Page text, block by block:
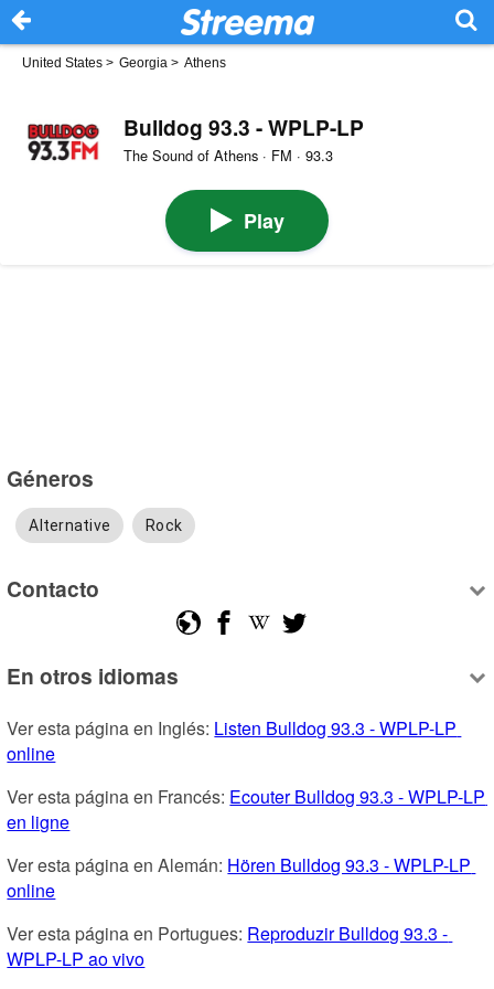
United States > Georgia > Athens
Bulldog 93.3 - WPLP-LP
The Sound of Athens · FM · 93.3
Play
Géneros
Alternative Rock
Contacto
En otros idiomas
Ver esta página en Inglés: Listen Bulldog 93.3 - WPLP-LP
online
Ver esta página en Francés: Ecouter Bulldog 93.3 - WPLP-LP
en ligne
Ver esta página en Alemán: Hören Bulldog 93.3 - WPLP-LP
online
Ver esta página en Portugues: Reproduzir Bulldog 93.3 -
WPLP-LP ao vivo